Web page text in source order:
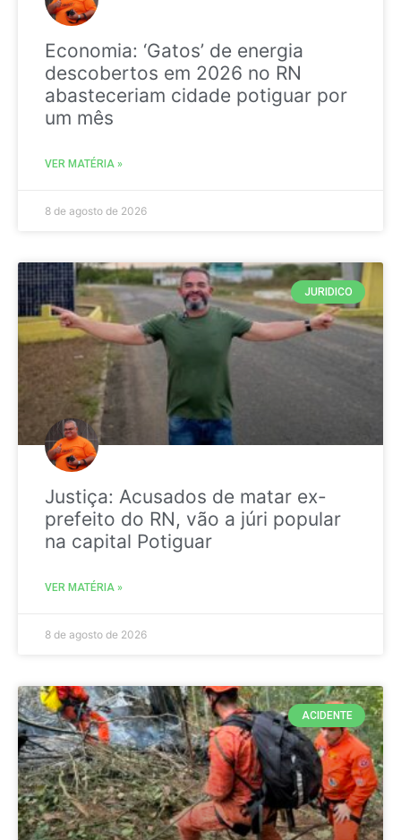
Economia: ‘Gatos’ de energia
descobertos em 2026 no RN
abasteceriam cidade potiguar por
um mês
VER MATÉRIA »
8 de agosto de 2026
JURIDICO
Justiça: Acusados de matar ex-
prefeito do RN, vão a júri popular
na capital Potiguar
VER MATÉRIA »
8 de agosto de 2026
ACIDENTE